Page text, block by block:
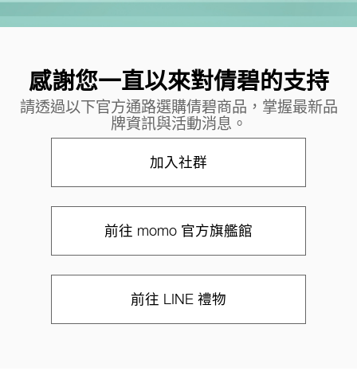
感謝您一直以來對倩碧的支持
請透過以下官方通路選購倩碧商品，掌握最新品
牌資訊與活動消息。
加入社群
前往 momo 官方旗艦館
前往 LINE 禮物